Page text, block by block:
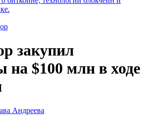
закупил
на $100 млн в ходе
Андреева